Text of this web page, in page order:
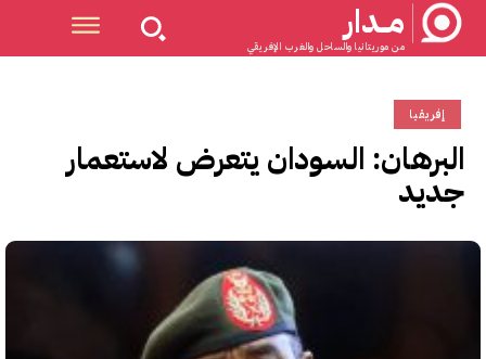
مــدار
من موريتانيا والساحل والغرب الإفريقي
إفريقيا
البرهان: السودان يتعرض لاستعمار
جديد